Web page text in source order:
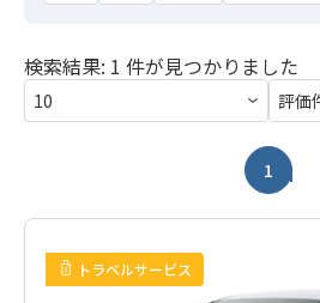
検索結果: 1 件が見つかりました
1
トラベルサービス